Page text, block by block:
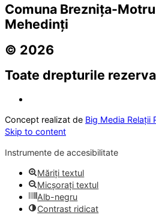
Comuna Breznița-
Mehedinți
© 2026
Toate drepturile
Concept realizat de Big Media Relații
Skip to content
Instrumente de accesibilitate
Măriți textul
Micșorați textul
Alb-negru
Contrast ridicat